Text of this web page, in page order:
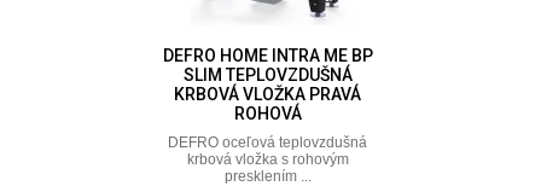
DEFRO HOME INTRA ME BP
SLIM TEPLOVZDUŠNÁ
KRBOVÁ VLOŽKA PRAVÁ
ROHOVÁ
DEFRO oceľová teplovzdušná
krbová vložka s rohovým
presklením ...